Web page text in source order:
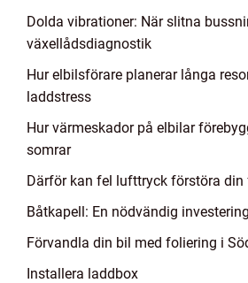
Dolda vibrationer: När slitna
växellådsdiagnostik
Hur elbilsförare planerar långa
laddstress
Hur värmeskador på elbilar
somrar
Därför kan fel lufttryck förstöra
Båtkapell: En nödvändig
Förvandla din bil med foliering i
Installera laddbox